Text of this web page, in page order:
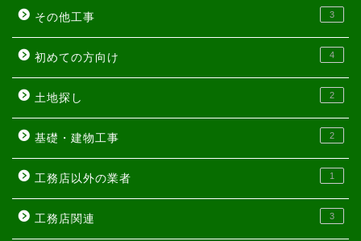
その他工事 3
初めての方向け 4
土地探し 2
基礎・建物工事 2
工務店以外の業者 1
工務店関連 3